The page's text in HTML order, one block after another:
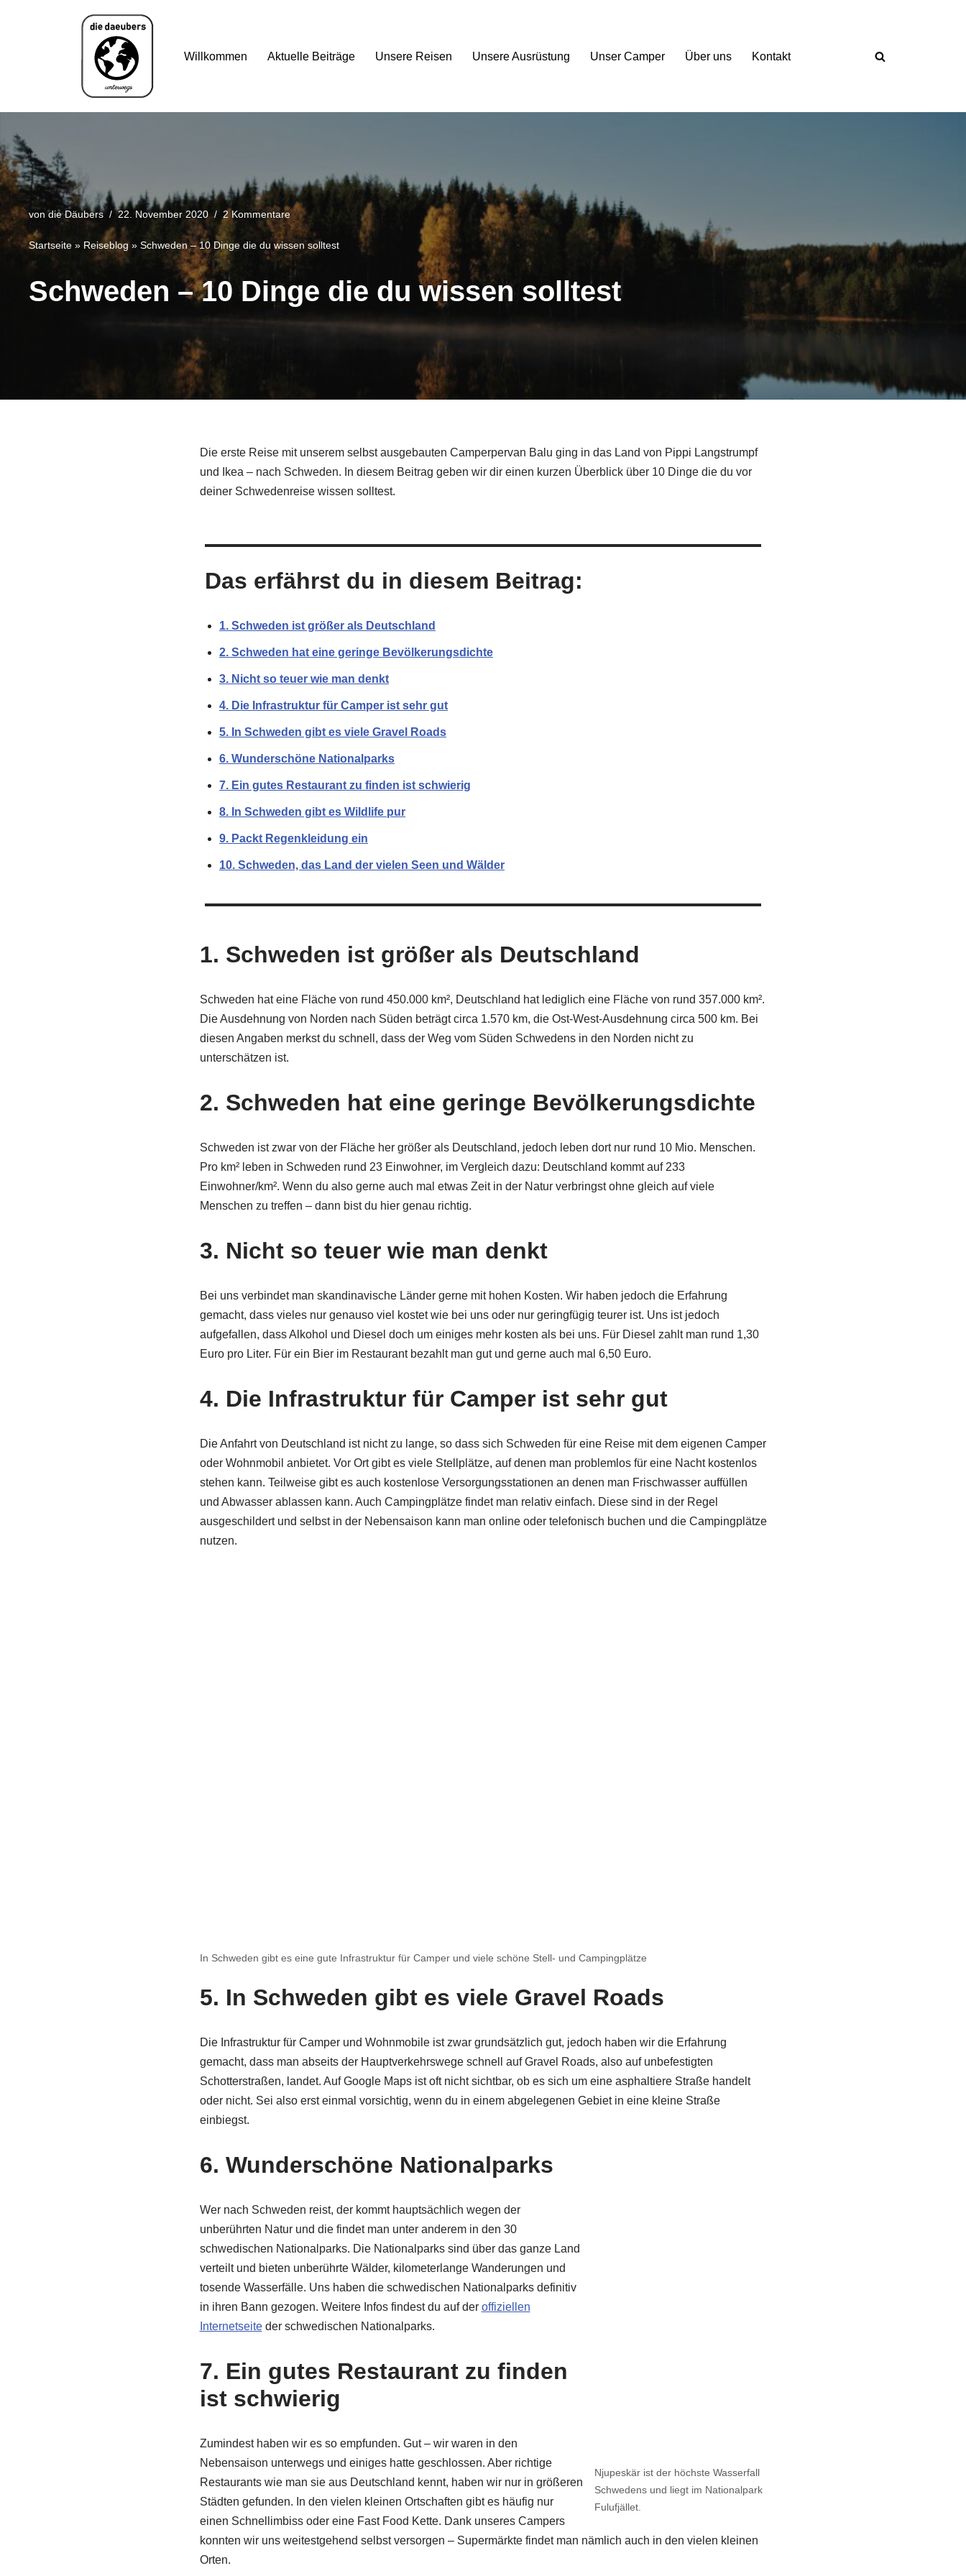
Willkommen Aktuelle Beiträge Unsere Reisen Unsere Ausrüstung Unser Camper Über uns Kontakt
vondie Däubers 22. November 2020 2 Kommentare
Startseite » Reiseblog » Schweden – 10 Dinge die du wissen solltest
Schweden – 10 Dinge die du wissen solltest
Die erste Reise mit unserem selbst ausgebauten Camperpervan Balu ging in das Land von Pippi Langstrumpf
und Ikea – nach Schweden. In diesem Beitrag geben wir dir einen kurzen Überblick über 10 Dinge die du vor
deiner Schwedenreise wissen solltest.
Das erfährst du in diesem Beitrag:
1. Schweden ist größer als Deutschland
2. Schweden hat eine geringe Bevölkerungsdichte
3. Nicht so teuer wie man denkt
4. Die Infrastruktur für Camper ist sehr gut
5. In Schweden gibt es viele Gravel Roads
6. Wunderschöne Nationalparks
7. Ein gutes Restaurant zu finden ist schwierig
8. In Schweden gibt es Wildlife pur
9. Packt Regenkleidung ein
10. Schweden, das Land der vielen Seen und Wälder
1. Schweden ist größer als Deutschland
Schweden hat eine Fläche von rund 450.000 km², Deutschland hat lediglich eine Fläche von rund 357.000 km².
Die Ausdehnung von Norden nach Süden beträgt circa 1.570 km, die Ost-West-Ausdehnung circa 500 km. Bei
diesen Angaben merkst du schnell, dass der Weg vom Süden Schwedens in den Norden nicht zu
unterschätzen ist.
2. Schweden hat eine geringe Bevölkerungsdichte
Schweden ist zwar von der Fläche her größer als Deutschland, jedoch leben dort nur rund 10 Mio. Menschen.
Pro km² leben in Schweden rund 23 Einwohner, im Vergleich dazu: Deutschland kommt auf 233
Einwohner/km². Wenn du also gerne auch mal etwas Zeit in der Natur verbringst ohne gleich auf viele
Menschen zu treffen – dann bist du hier genau richtig.
3. Nicht so teuer wie man denkt
Bei uns verbindet man skandinavische Länder gerne mit hohen Kosten. Wir haben jedoch die Erfahrung
gemacht, dass vieles nur genauso viel kostet wie bei uns oder nur geringfügig teurer ist. Uns ist jedoch
aufgefallen, dass Alkohol und Diesel doch um einiges mehr kosten als bei uns. Für Diesel zahlt man rund 1,30
Euro pro Liter. Für ein Bier im Restaurant bezahlt man gut und gerne auch mal 6,50 Euro.
4. Die Infrastruktur für Camper ist sehr gut
Die Anfahrt von Deutschland ist nicht zu lange, so dass sich Schweden für eine Reise mit dem eigenen Camper
oder Wohnmobil anbietet. Vor Ort gibt es viele Stellplätze, auf denen man problemlos für eine Nacht kostenlos
stehen kann. Teilweise gibt es auch kostenlose Versorgungsstationen an denen man Frischwasser auffüllen
und Abwasser ablassen kann. Auch Campingplätze findet man relativ einfach. Diese sind in der Regel
ausgeschildert und selbst in der Nebensaison kann man online oder telefonisch buchen und die Campingplätze
nutzen.
In Schweden gibt es eine gute Infrastruktur für Camper und viele schöne Stell- und Campingplätze
5. In Schweden gibt es viele Gravel Roads
Die Infrastruktur für Camper und Wohnmobile ist zwar grundsätzlich gut, jedoch haben wir die Erfahrung
gemacht, dass man abseits der Hauptverkehrswege schnell auf Gravel Roads, also auf unbefestigten
Schotterstraßen, landet. Auf Google Maps ist oft nicht sichtbar, ob es sich um eine asphaltiere Straße handelt
oder nicht. Sei also erst einmal vorsichtig, wenn du in einem abgelegenen Gebiet in eine kleine Straße
einbiegst.
6. Wunderschöne Nationalparks
Njupeskär ist der höchste Wasserfall
Schwedens und liegt im Nationalpark
Fulufjället.
Wer nach Schweden reist, der kommt hauptsächlich wegen der
unberührten Natur und die findet man unter anderem in den 30
schwedischen Nationalparks. Die Nationalparks sind über das ganze Land
verteilt und bieten unberührte Wälder, kilometerlange Wanderungen und
tosende Wasserfälle. Uns haben die schwedischen Nationalparks definitiv
in ihren Bann gezogen. Weitere Infos findest du auf der offiziellen
Internetseiteder schwedischen Nationalparks.
7. Ein gutes Restaurant zu finden
ist schwierig
Zumindest haben wir es so empfunden. Gut – wir waren in den
Nebensaison unterwegs und einiges hatte geschlossen. Aber richtige
Restaurants wie man sie aus Deutschland kennt, haben wir nur in größeren
Städten gefunden. In den vielen kleinen Ortschaften gibt es häufig nur
einen Schnellimbiss oder eine Fast Food Kette. Dank unseres Campers
konnten wir uns weitestgehend selbst versorgen – Supermärkte findet man nämlich auch in den vielen kleinen
Orten.